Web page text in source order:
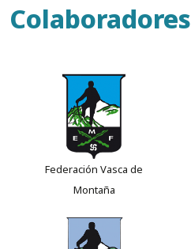
Colaboradores
Federación Vasca de
Montaña